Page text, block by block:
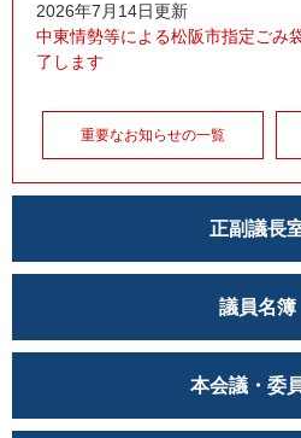
2026年7月14日更新
中東情勢等による松阪市指定ごみ
了します
重要なお知らせの一覧
正副議長
議員名簿
本会議・委